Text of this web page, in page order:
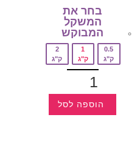
בחר את
המשקל
המבוקש‎
0.5
ק"ג
1
ק"ג
2
ק"ג
הוספה לסל